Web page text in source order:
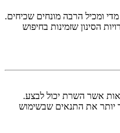
ומכיל הרבה מונחים שכיחים.
הסינון שזמינות בחיפוש
אשר השרת יכול לבצע.
יותר את התנאים שבשימוש